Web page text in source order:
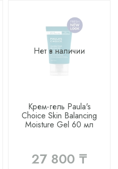
Нет в наличии
Крем-гель Paula's
Choice Skin Balancing
Moisture Gel 60 мл
27 800 ₸